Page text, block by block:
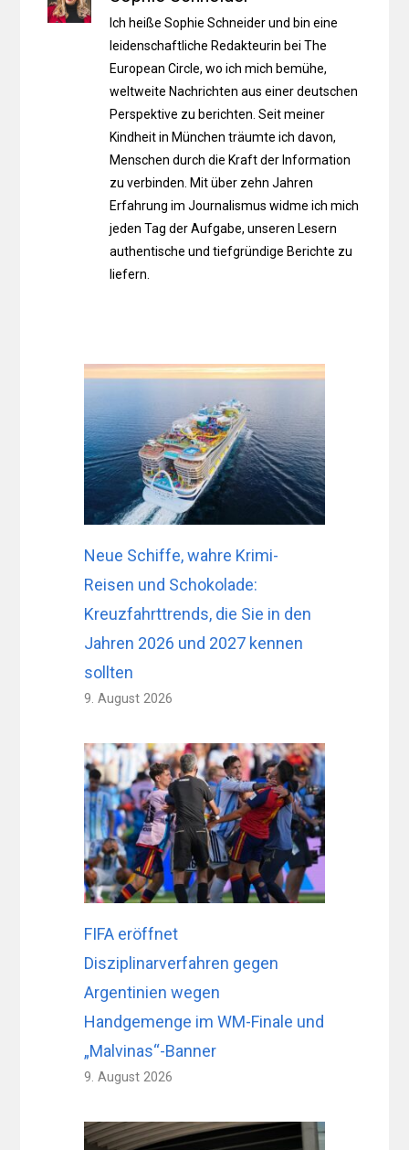
Ich heiße Sophie Schneider und bin eine
leidenschaftliche Redakteurin bei The
European Circle, wo ich mich bemühe,
weltweite Nachrichten aus einer deutschen
Perspektive zu berichten. Seit meiner
Kindheit in München träumte ich davon,
Menschen durch die Kraft der Information
zu verbinden. Mit über zehn Jahren
Erfahrung im Journalismus widme ich mich
jeden Tag der Aufgabe, unseren Lesern
authentische und tiefgründige Berichte zu
liefern.
Neue Schiffe, wahre Krimi-
Reisen und Schokolade:
Kreuzfahrttrends, die Sie in den
Jahren 2026 und 2027 kennen
sollten
9. August 2026
FIFA eröffnet
Disziplinarverfahren gegen
Argentinien wegen
Handgemenge im WM-Finale und
„Malvinas“-Banner
9. August 2026